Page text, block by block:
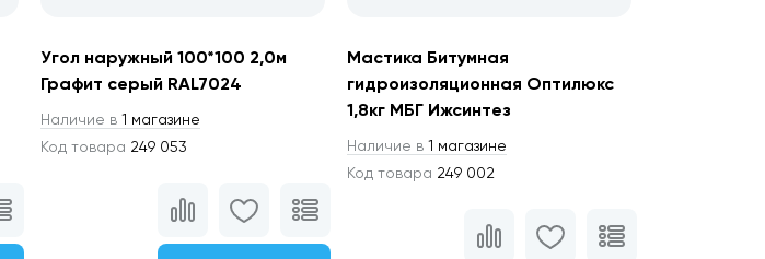
Угол наружный 100*100 2,0м
Графит серый RAL7024
Наличие в 1 магазине
Код товара 249 053
Мастика Битумная
гидроизоляционная Оптилюкс
1,8кг МБГ Ижсинтез
Наличие в 1 магазине
Код товара 249 002